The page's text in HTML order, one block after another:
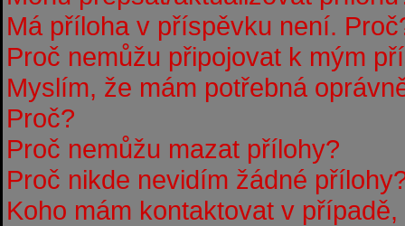
Má příloha v příspěvku není.
Proč nemůžu připojovat k mým
Myslím, že mám potřebná
Proč?
Proč nemůžu mazat přílohy?
Proč nikde nevidím žádné
Koho mám kontaktovat v